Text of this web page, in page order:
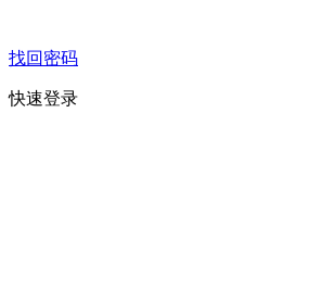
找回密码
快速登录